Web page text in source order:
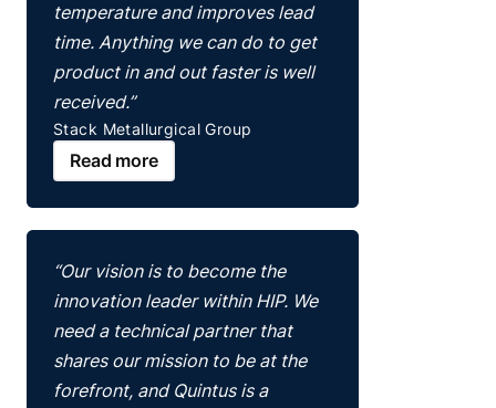
temperature and improves lead
time. Anything we can do to get
product in and out faster is well
received.”
Stack Metallurgical Group
Read more
“Our vision is to become the
innovation leader within HIP. We
need a technical partner that
shares our mission to be at the
forefront, and Quintus is a